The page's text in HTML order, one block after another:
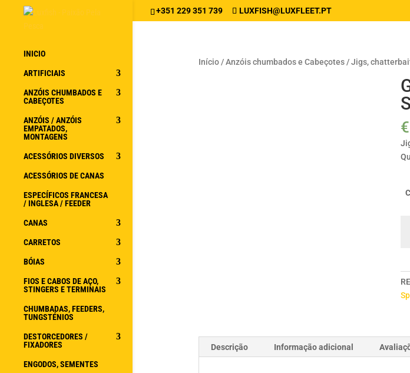
+351 229 351 739 LUXFISH@LUXFLEET.PT
INICIO
ARTIFICIAIS
ANZÓIS CHUMBADOS E
CABEÇOTES
ANZÓIS / ANZÓIS
EMPATADOS,
MONTAGENS
ACESSÓRIOS DIVERSOS
ACESSÓRIOS DE CANAS
ESPECÍFICOS FRANCESA
/ INGLESA / FEEDER
CANAS
CARRETOS
BÓIAS
FIOS E CABOS DE AÇO,
STINGERS E TERMINAIS
CHUMBADAS, FEEDERS,
TUNGSTÉNIOS
DESTORCEDORES /
FIXADORES
ENGODOS, SEMENTES
Início/Anzóis chumbados e Cabeçotes/Jigs,
€
Descrição Informação adicional